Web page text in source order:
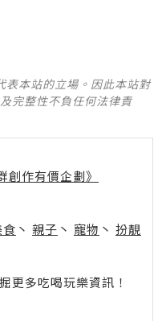
表本站的立場。因此本站對
完整性不負任何法律責
創作有價企劃》
丶 親子 丶 寵物 丶 扮靚
多吃喝玩樂資訊！